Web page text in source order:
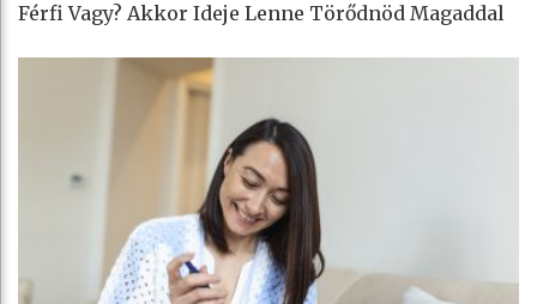
Férfi Vagy? Akkor Ideje Lenne Törődnöd Magaddal